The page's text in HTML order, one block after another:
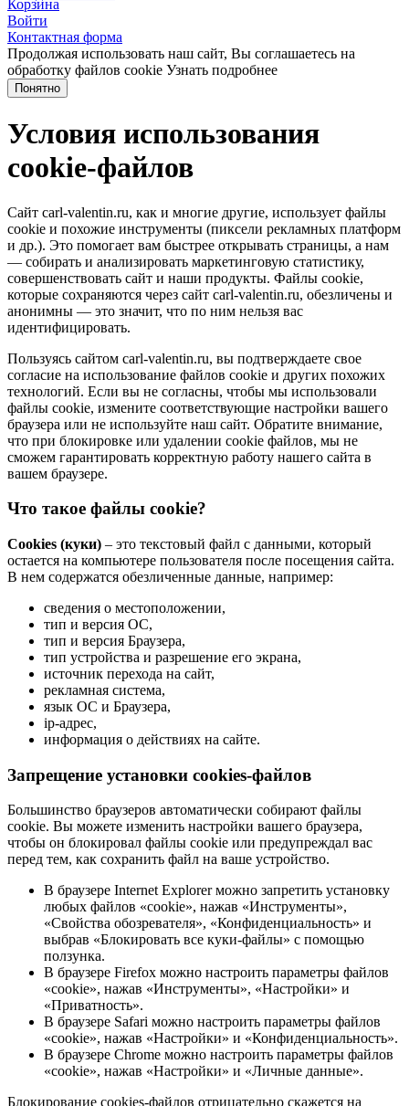
Корзина
Войти
Контактная форма
Продолжая использовать наш сайт, Вы соглашаетесь на
обработку файлов cookie Узнать подробнее
Понятно
Условия использования
cookie-файлов
Сайт carl-valentin.ru, как и многие другие, использует файлы
cookie и похожие инструменты (пиксели рекламных платформ
и др.). Это помогает вам быстрее открывать страницы, а нам
— собирать и анализировать маркетинговую статистику,
совершенствовать сайт и наши продукты. Файлы сookie,
которые сохраняются через сайт carl-valentin.ru, обезличены и
анонимны — это значит, что по ним нельзя вас
идентифицировать.
Пользуясь сайтом carl-valentin.ru, вы подтверждаете свое
согласие на использование файлов cookie и других похожих
технологий. Если вы не согласны, чтобы мы использовали
файлы cookie, измените соответствующие настройки вашего
браузера или не используйте наш сайт. Обратите внимание,
что при блокировке или удалении cookie файлов, мы не
сможем гарантировать корректную работу нашего сайта в
вашем браузере.
Что такое файлы cookie?
Cookies (куки) – это текстовый файл с данными, который
остается на компьютере пользователя после посещения сайта.
В нем содержатся обезличенные данные, например:
сведения о местоположении,
тип и версия ОС,
тип и версия Браузера,
тип устройства и разрешение его экрана,
источник перехода на сайт,
рекламная система,
язык ОС и Браузера,
ip-адрес,
информация о действиях на сайте.
Запрещение установки cookies-файлов
Большинство браузеров автоматически собирают файлы
cookie. Вы можете изменить настройки вашего браузера,
чтобы он блокировал файлы cookie или предупреждал вас
перед тем, как сохранить файл на ваше устройство.
В браузере Internet Explorer можно запретить установку
любых файлов «cookie», нажав «Инструменты»,
«Свойства обозревателя», «Конфиденциальность» и
выбрав «Блокировать все куки-файлы» с помощью
ползунка.
В браузере Firefox можно настроить параметры файлов
«cookie», нажав «Инструменты», «Настройки» и
«Приватность».
В браузере Safari можно настроить параметры файлов
«cookie», нажав «Настройки» и «Конфиденциальность».
В браузере Chrome можно настроить параметры файлов
«cookie», нажав «Настройки» и «Личные данные».
Блокирование cookies-файлов отрицательно скажется на